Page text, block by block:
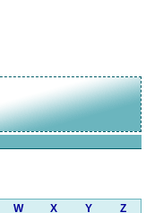
W X Y Z